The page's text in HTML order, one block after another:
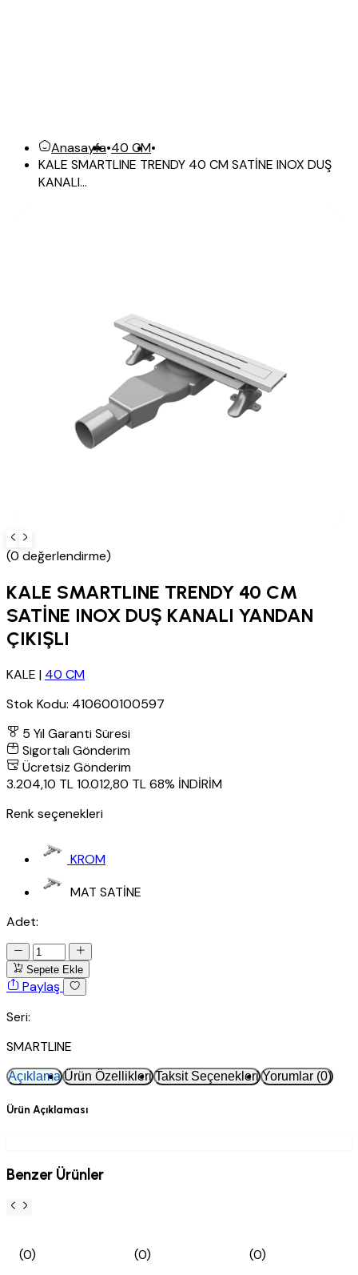
Anasayfa•40 CM•
KALE SMARTLINE TRENDY 40 CM SATİNE INOX DUŞ
KANALI...
(0 değerlendirme)
KALE SMARTLINE TRENDY 40 CM
SATİNE INOX DUŞ KANALI YANDAN
ÇIKIŞLI
KALE | 40 CM
Stok Kodu: 410600100597
5 Yıl Garanti Süresi
Sigortalı Gönderim
Ücretsiz Gönderim
3.204,10 TL10.012,80 TL68% İNDİRİM
Renk seçenekleri
KROM
MAT SATİNE
Adet:
Sepete Ekle
Paylaş
Seri:
SMARTLINE
Açıklama Ürün Özellikleri Taksit Seçenekleri Yorumlar (0)
Ürün Açıklaması
Benzer Ürünler
(0)
(0)
(0)